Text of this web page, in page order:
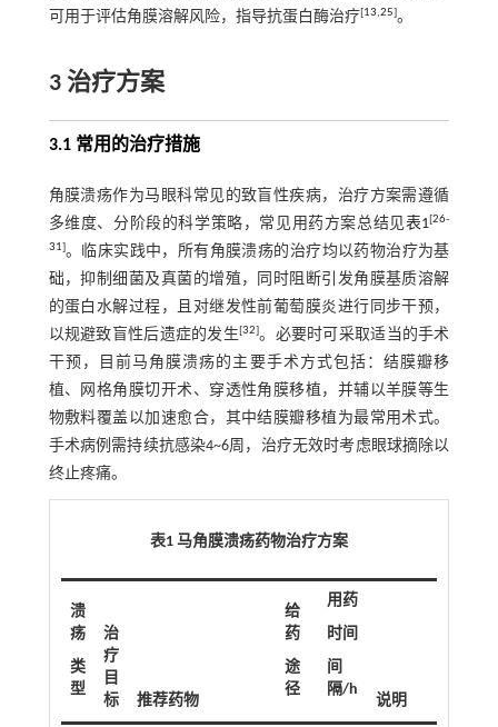
可用于评估角膜溶解风险，指导抗蛋白酶治疗[13,25]。
3 治疗方案
3.1 常用的治疗措施
角膜溃疡作为马眼科常见的致盲性疾病，治疗方案需遵循
多维度、分阶段的科学策略，常见用药方案总结见表1[26-
31]。临床实践中，所有角膜溃疡的治疗均以药物治疗为基
础，抑制细菌及真菌的增殖，同时阻断引发角膜基质溶解
的蛋白水解过程，且对继发性前葡萄膜炎进行同步干预，
以规避致盲性后遗症的发生[32]。必要时可采取适当的手术
干预，目前马角膜溃疡的主要手术方式包括：结膜瓣移
植、网格角膜切开术、穿透性角膜移植，并辅以羊膜等生
物敷料覆盖以加速愈合，其中结膜瓣移植为最常用术式。
手术病例需持续抗感染4~6周，治疗无效时考虑眼球摘除以
终止疼痛。
表1 马角膜溃疡药物治疗方案
溃
疡
类
型
治
疗
目
标
推荐药物
给
药
途
径
用药
时间
间
隔/h
说明